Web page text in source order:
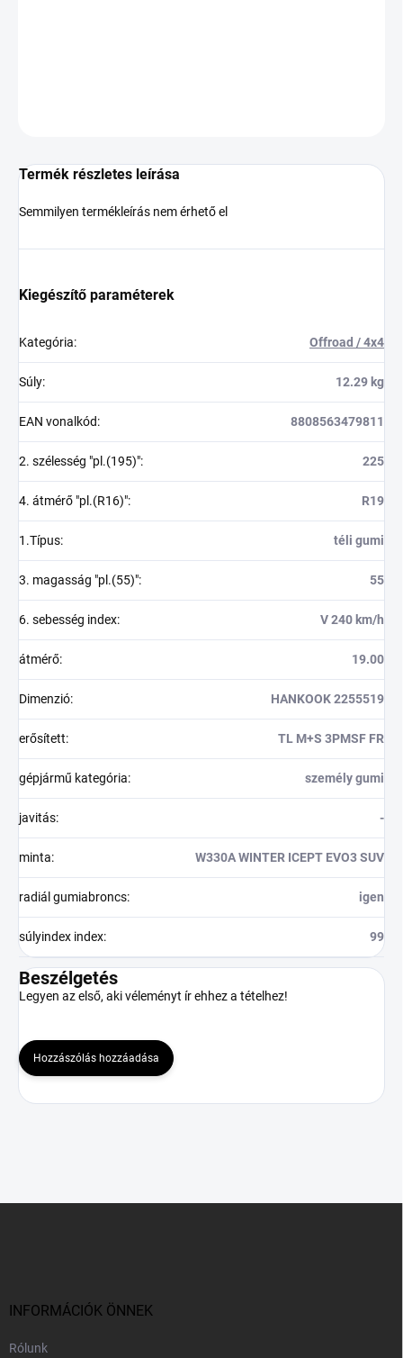
Termék részletes leírása
Semmilyen termékleírás nem érhető el
Kiegészítő paraméterek
Kategória: Offroad / 4x4
Súly: 12.29 kg
EAN vonalkód: 8808563479811
2. szélesség "pl.(195)": 225
4. átmérő "pl.(R16)": R19
1.Típus: téli gumi
3. magasság "pl.(55)": 55
6. sebesség index: V 240 km/h
átmérő: 19.00
Dimenzió: HANKOOK 2255519
erősített: TL M+S 3PMSF FR
gépjármű kategória: személy gumi
javitás: -
minta: W330A WINTER ICEPT EVO3 SUV
radiál gumiabroncs: igen
súlyindex index: 99
Beszélgetés
Legyen az első, aki véleményt ír ehhez a tételhez!
Hozzászólás hozzáadása
INFORMÁCIÓK ÖNNEK
Rólunk